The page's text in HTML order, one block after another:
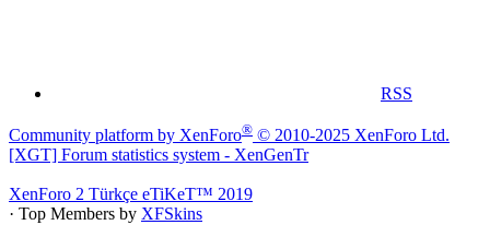
RSS
Community platform by XenForo® © 2010-2025 XenForo Ltd.
[XGT] Forum statistics system - XenGenTr
XenForo 2 Türkçe eTiKeT™ 2019
· Top Members by XFSkins